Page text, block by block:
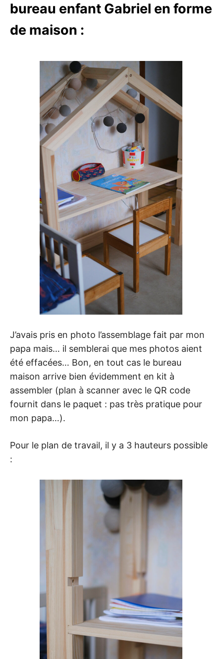
bureau enfant Gabriel en forme
de maison :
J’avais pris en photo l’assemblage fait par mon
papa mais… il semblerai que mes photos aient
été effacées… Bon, en tout cas le bureau
maison arrive bien évidemment en kit à
assembler (plan à scanner avec le QR code
fournit dans le paquet : pas très pratique pour
mon papa…).
Pour le plan de travail, il y a 3 hauteurs possible
: